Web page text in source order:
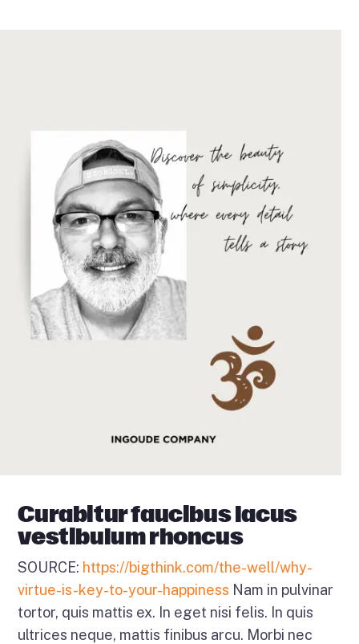
Curabitur faucibus lacus
vestibulum rhoncus
SOURCE: https://bigthink.com/the-well/why-
virtue-is-key-to-your-happiness Nam in pulvinar
tortor, quis mattis ex. In eget nisi felis. In quis
ultrices neque, mattis finibus arcu. Morbi nec